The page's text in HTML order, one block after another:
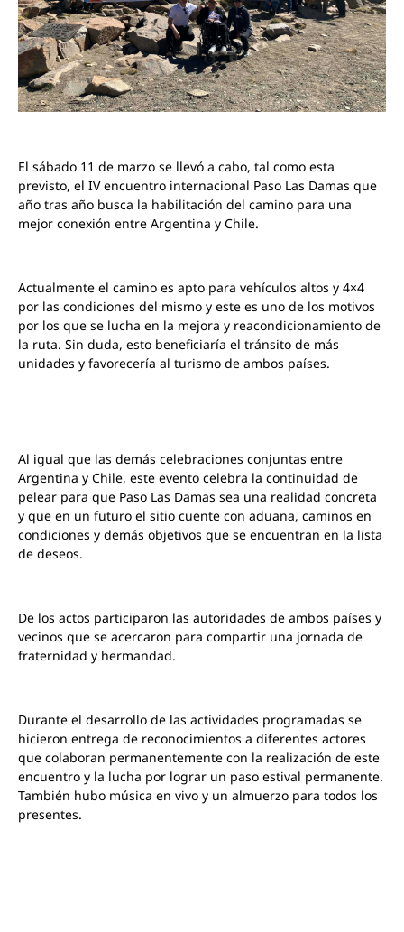
El sábado 11 de marzo se llevó a cabo, tal como esta
previsto, el IV encuentro internacional Paso Las Damas que
año tras año busca la habilitación del camino para una
mejor conexión entre Argentina y Chile.
Actualmente el camino es apto para vehículos altos y 4×4
por las condiciones del mismo y este es uno de los motivos
por los que se lucha en la mejora y reacondicionamiento de
la ruta. Sin duda, esto beneficiaría el tránsito de más
unidades y favorecería al turismo de ambos países.
Al igual que las demás celebraciones conjuntas entre
Argentina y Chile, este evento celebra la continuidad de
pelear para que Paso Las Damas sea una realidad concreta
y que en un futuro el sitio cuente con aduana, caminos en
condiciones y demás objetivos que se encuentran en la lista
de deseos.
De los actos participaron las autoridades de ambos países y
vecinos que se acercaron para compartir una jornada de
fraternidad y hermandad.
Durante el desarrollo de las actividades programadas se
hicieron entrega de reconocimientos a diferentes actores
que colaboran permanentemente con la realización de este
encuentro y la lucha por lograr un paso estival permanente.
También hubo música en vivo y un almuerzo para todos los
presentes.